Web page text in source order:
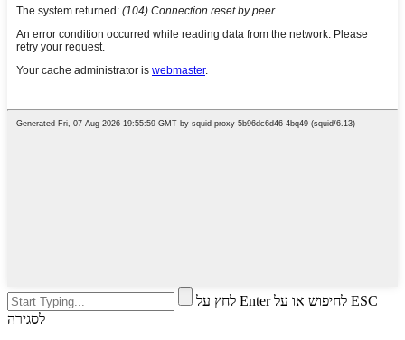
לחץ על Enter לחיפוש או על ESC
לסגירה